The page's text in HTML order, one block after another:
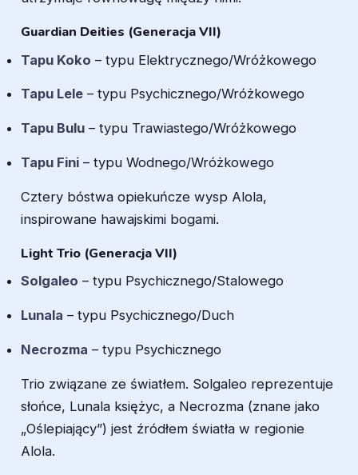
Guardian Deities (Generacja VII)
Tapu Koko – typu Elektrycznego/Wróżkowego
Tapu Lele – typu Psychicznego/Wróżkowego
Tapu Bulu – typu Trawiastego/Wróżkowego
Tapu Fini – typu Wodnego/Wróżkowego
Cztery bóstwa opiekuńcze wysp Alola,
inspirowane hawajskimi bogami.
Light Trio (Generacja VII)
Solgaleo – typu Psychicznego/Stalowego
Lunala – typu Psychicznego/Duch
Necrozma – typu Psychicznego
Trio związane ze światłem. Solgaleo reprezentuje
słońce, Lunala księżyc, a Necrozma (znane jako
„Oślepiający”) jest źródłem światła w regionie
Alola.